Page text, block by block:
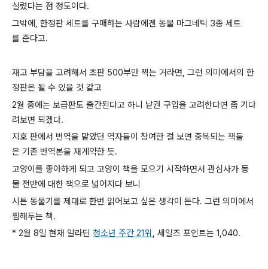
실렸다는 점 정도이다.
그밖에, 한정판 세트를 구매하는 사람에겐 동물 마그네틱 3종 세트
를 준다고.
재고 부담을 고려해서 초판 500부만 찍는 거라면, 그런 의미에서의 한
정판은 될 수 있을 것 같고
2월 중에는 보급판도 출간된다고 하니 낱권 구입을 고려한다면 좀 기다
려보면 되겠다.
지 호 판에서 번역을 맡았던 역자들이 참여한 걸 보면 중복되는 책들
은 기존 번역본을 재계약한 듯.
고양이를 좋아하게 되고 고양이 책을 모으기 시작하면서 관심사가 동
물 전반에 대한 책으로 넓어지다 보니
시튼 동물기를 제대로 한번 읽어보고 싶은 생각이 든다. 그런 의미에서
찜해두는 책.
* 2월 8일 현재 알라딘 청소년 주간 21위 , 세일즈 포인트는 1,040.